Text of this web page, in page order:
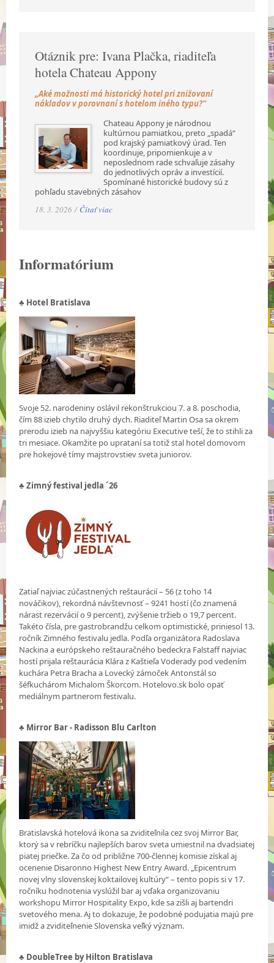
Otáznik pre: Ivana Plačka, riaditeľa
hotela Chateau Appony
„Aké možnosti má historický hotel pri znižovaní
nákladov v porovnaní s hotelom iného typu?“
Chateau Appony je národnou
kultúrnou pamiatkou, preto „spadá“
pod krajský pamiatkový úrad. Ten
koordinuje, pripomienkuje a v
neposlednom rade schvaľuje zásahy
do jednotlivých opráv a investícií.
Spomínané historické budovy sú z
pohľadu stavebných zásahov
18. 3. 2026 / Čítať viac
Informatórium
♣ Hotel Bratislava
Svoje 52. narodeniny oslávil rekonštrukciou 7. a 8. poschodia,
čím 88 izieb chytilo druhý dych. Riaditeľ Martin Osa sa okrem
prerodu izieb na najvyššiu kategóriu Executive teší, že to stihli za
tri mesiace. Okamžite po uprataní sa totiž stal hotel domovom
pre hokejové tímy majstrovstiev sveta juniorov.
♣ Zimný festival jedla ´26
Zatiaľ najviac zúčastnených reštaurácií – 56 (z toho 14
nováčikov), rekordná návštevnosť – 9241 hostí (čo znamená
nárast rezervácií o 9 percent), zvýšenie tržieb o 19,7 percent.
Takéto čísla, pre gastrobrandžu celkom optimistické, priniesol 13.
ročník Zimného festivalu jedla. Podľa organizátora Radoslava
Nackina a európskeho reštauračného bedeckra Falstaff najviac
hostí prijala reštaurácia Klára z Kaštieľa Voderady pod vedením
kuchára Petra Bracha a Lovecký zámoček Antonstál so
šéfkuchárom Michalom Škorcom. Hotelovo.sk bolo opäť
mediálnym partnerom festivalu.
♣ Mirror Bar - Radisson Blu Carlton
Bratislavská hotelová ikona sa zviditeľnila cez svoj Mirror Bar,
ktorý sa v rebríčku najlepších barov sveta umiestnil na dvadsiatej
piatej priečke. Za čo od približne 700-člennej komisie získal aj
ocenenie Disaronno Highest New Entry Award. „Epicentrum
novej vlny slovenskej koktailovej kultúry“ – tento popis si v 17.
ročníku hodnotenia vyslúžil bar aj vďaka organizovaniu
workshopu Mirror Hospitality Expo, kde sa zišli aj bartendri
svetového mena. Aj to dokazuje, že podobné podujatia majú pre
imidž a zviditeľnenie Slovenska veľký význam.
♣ DoubleTree by Hilton Bratislava